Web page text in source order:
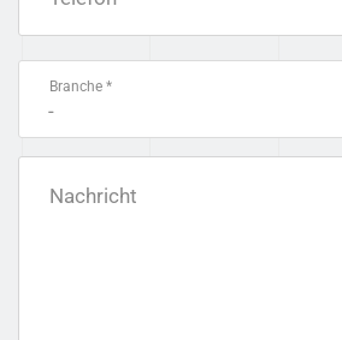
Branche *
-
Nachricht